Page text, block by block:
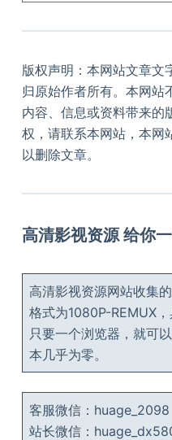
版权声明：本网站文章文
归原始作者所有。本网站
内容、信息或资料带来的
权，请联系本网站，本网
以删除文章。
高清影视资源 给你
高清影视资源网站收集
格式为1080P-REMUX，
只要一个浏览器，就可
本几乎为零。
客服微信：huage_2098
站长微信：